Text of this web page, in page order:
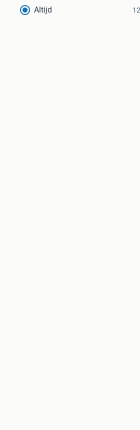
Altijd